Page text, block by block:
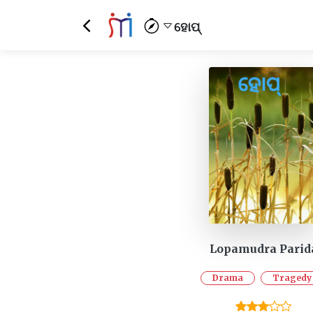
ହୋପ୍
Lopamudra
Drama Tragedy